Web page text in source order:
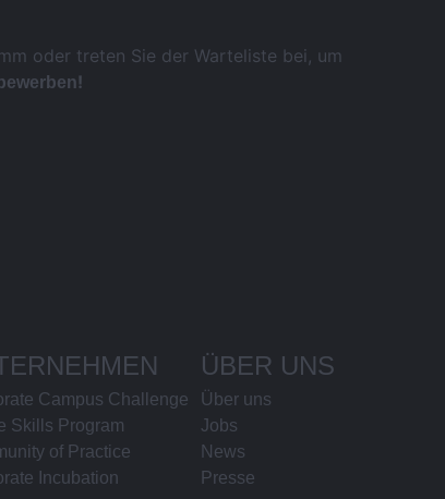
oder treten Sie der Warteliste bei, um
!
Campus Challenge
Skills Program
of Practice
Incubation
ÜBER UNS
Über uns
Jobs
News
Presse